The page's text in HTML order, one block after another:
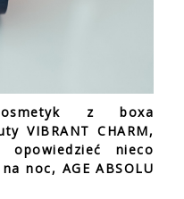
z boxa
VIBRANT CHARM,
opowiedzieć nieco
noc, AGE ABSOLU